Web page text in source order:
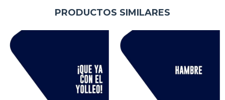
PRODUCTOS SIMILARES